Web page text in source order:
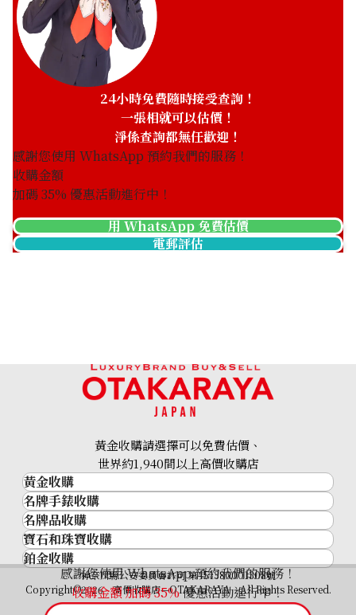
24小時免費隨時接受查詢！
一張相就可以估價！
淨係查詢都無任歡迎！
感謝您使用 WhatsApp 預約我們的服務！
收購金額
加碼35% 優惠活動進行中！
用 WhatsApp 免費估價
電郵評估
感謝您使用 WhatsApp 預約我們的服務！
收購金額 加碼35%優惠活動進行中！
黃金收購請選擇可以免費估價、
世界約1,940間以上高價收購店
黃金收購
黃金･金條
金條
金幣及銀幣
過去十年黃金價格
金飾
金戒指
名牌手錶收購
名牌手錶收購
勞力士 (Rolex)
Patek Philippe
Audemars Piguet
Vacheron Constantin
名牌品收購
名牌品收購
HERMES
LOUIS VUITTON
CHANEL
寶石和珠寶收購
寶石和珠寶
祖母綠
鉑金收購
神奈川縣公安委員會許可 第451380001308號
Copyright©2026 高價收購店—OTAKARAYA All Rights Reserved.